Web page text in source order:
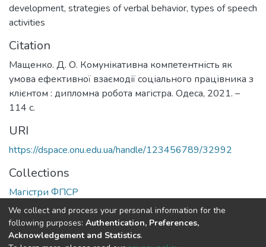
development, strategies of verbal behavior, types of speech
activities
Citation
Мащенко. Д. О. Комунікативна компетентність як
умова ефективної взаємодії соціального працівника з
клієнтом : дипломна робота магістра. Одеса, 2021. –
114 с.
URI
https://dspace.onu.edu.ua/handle/123456789/32992
Collections
Магістри ФПСР
Full item page
We collect and process your personal information for the
following purposes: Authentication, Preferences,
Acknowledgement and Statistics.